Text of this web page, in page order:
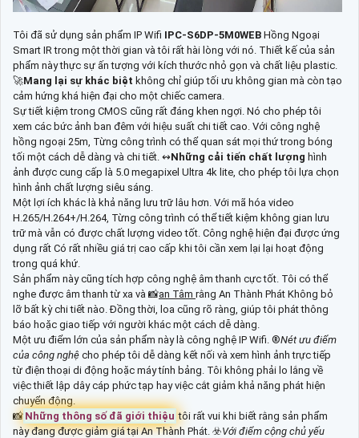
Tôi đã sử dụng sản phẩm IP Wifi IPC-S6DP-5M0WEB Hồng Ngoại
Smart IR trong một thời gian và tôi rất hài lòng với nó. Thiết kế của sản
phẩm này thực sự ấn tượng với kích thước nhỏ gọn và chất liệu plastic.
🚀Mang lại sự khác biệt không chỉ giúp tối ưu không gian mà còn tạo
cảm hứng khá hiện đại cho một chiếc camera.
Sự tiết kiệm trong CMOS cũng rất đáng khen ngợi. Nó cho phép tôi
xem các bức ảnh ban đêm với hiệu suất chi tiết cao. Với công nghệ
hồng ngoại 25m, Từng công trình có thể quan sát mọi thứ trong bóng
tối một cách dễ dàng và chi tiết. ↭Những cải tiến chất lượng hình
ảnh được cung cấp là 5.0 megapixel Ultra 4k lite, cho phép tôi lựa chọn
hình ảnh chất lượng siêu sáng.
Một lợi ích khác là khả năng lưu trữ lâu hơn. Với mã hóa video
H.265/H.264+/H.264, Từng công trình có thể tiết kiệm không gian lưu
trữ mà vẫn có được chất lượng video tốt. Công nghệ hiện đại được ứng
dụng rất Có rất nhiều giá trị cao cấp khi tôi cần xem lại lại hoạt động
trong quá khứ.
Sản phẩm này cũng tích hợp công nghệ âm thanh cực tốt. Tôi có thể
nghe được âm thanh từ xa và 📸an Tâm rằng An Thành Phát Không bỏ
lỡ bất kỳ chi tiết nào. Đồng thời, loa cũng rõ ràng, giúp tôi phát thông
báo hoặc giao tiếp với người khác một cách dễ dàng.
Một ưu điểm lớn của sản phẩm này là công nghệ IP Wifi. ®️Nét ưu điểm
của công nghệ cho phép tôi dễ dàng kết nối và xem hình ảnh trực tiếp
từ điện thoại di động hoặc máy tính bảng. Tôi không phải lo lắng về
việc thiết lập dây cáp phức tạp hay việc cắt giảm khả năng phát hiện
chuyển động.
📸 Những thông số đã giới thiệu tôi rất vui khi biết rằng sản phẩm
này đang được giảm giá tại An Thành Phát. ☣️Với điểm cộng chủ yếu